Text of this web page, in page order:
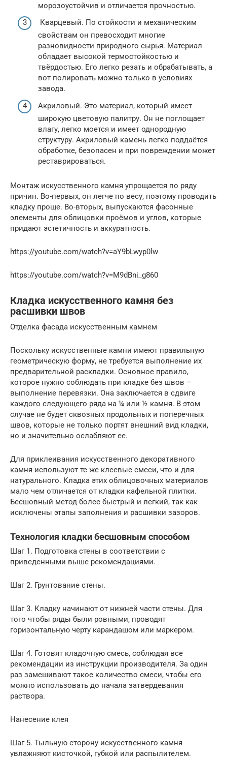
морозоустойчив и отличается прочностью.
Кварцевый. По стойкости и механическим
свойствам он превосходит многие
разновидности природного сырья. Материал
обладает высокой термостойкостью и
твёрдостью. Его легко резать и обрабатывать, а
вот полировать можно только в условиях
завода.
Акриловый. Это материал, который имеет
широкую цветовую палитру. Он не поглощает
влагу, легко моется и имеет однородную
структуру. Акриловый камень легко поддаётся
обработке, безопасен и при повреждении может
реставрироваться.
Монтаж искусственного камня упрощается по ряду
причин. Во-первых, он легче по весу, поэтому проводить
кладку проще. Во-вторых, выпускаются фасонные
элементы для облицовки проёмов и углов, которые
придают эстетичность и аккуратность.
https://youtube.com/watch?v=aY9bLwyp0lw
https://youtube.com/watch?v=M9dBni_g860
Кладка искусственного камня без
расшивки швов
Отделка фасада искусственным камнем
Поскольку искусственные камни имеют правильную
геометрическую форму, не требуется выполнение их
предварительной раскладки. Основное правило,
которое нужно соблюдать при кладке без швов –
выполнение перевязки. Она заключается в сдвиге
каждого следующего ряда на ¼ или ½ камня. В этом
случае не будет сквозных продольных и поперечных
швов, которые не только портят внешний вид кладки,
но и значительно ослабляют ее.
Для приклеивания искусственного декоративного
камня используют те же клеевые смеси, что и для
натурального. Кладка этих облицовочных материалов
мало чем отличается от кладки кафельной плитки.
Бесшовный метод более быстрый и легкий, так как
исключены этапы заполнения и расшивки зазоров.
Технология кладки бесшовным способом
Шаг 1. Подготовка стены в соответствии с
приведенными выше рекомендациями.
Шаг 2. Грунтование стены.
Шаг 3. Кладку начинают от нижней части стены. Для
того чтобы ряды были ровными, проводят
горизонтальную черту карандашом или маркером.
Шаг 4. Готовят кладочную смесь, соблюдая все
рекомендации из инструкции производителя. За один
раз замешивают такое количество смеси, чтобы его
можно использовать до начала затвердевания
раствора.
Нанесение клея
Шаг 5. Тыльную сторону искусственного камня
увлажняют кисточкой, губкой или распылителем.